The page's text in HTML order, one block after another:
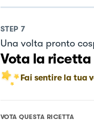
STEP 7
Una volta pronto
Vota la ricetta
Fai sentire la tua
VOTA QUESTA RICETTA